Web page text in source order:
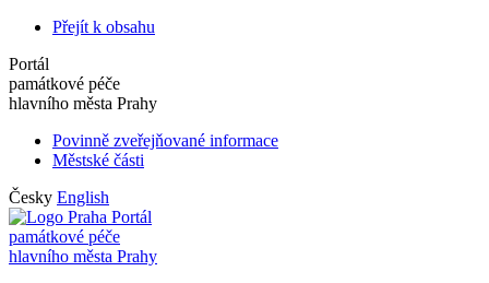
Přejít k obsahu
Portál
památkové péče
hlavního města Prahy
Povinně zveřejňované informace
Městské části
Česky English
Portál
památkové péče
hlavního města Prahy